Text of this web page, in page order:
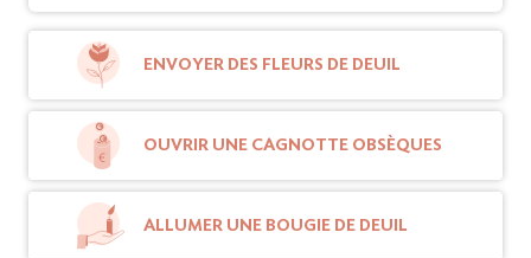
ENVOYER DES FLEURS DE DEUIL
OUVRIR UNE CAGNOTTE OBSÈQUES
ALLUMER UNE BOUGIE DE DEUIL